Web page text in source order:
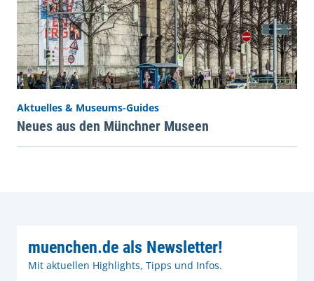
Aktuelles & Museums-Guides
Neues aus den Münchner Museen
muenchen.de als Newsletter!
Mit aktuellen Highlights, Tipps und Infos.